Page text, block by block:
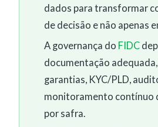
dados para transformar
de decisão e não apenas
A governança do FIDC
documentação
garantias, KYC/PLD,
monitoramento contínuo
por safra.